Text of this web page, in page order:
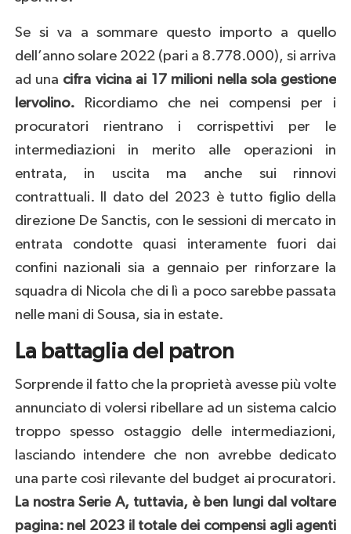
Se si va a sommare questo importo a quello
dell’anno solare 2022 (pari a 8.778.000), si arriva
ad una cifra vicina ai 17 milioni nella sola gestione
Iervolino.Ricordiamo che nei compensi per i
procuratori rientrano i corrispettivi per le
intermediazioni in merito alle operazioni in
entrata, in uscita ma anche sui rinnovi
contrattuali. Il dato del 2023 è tutto figlio della
direzione De Sanctis, con le sessioni di mercato in
entrata condotte quasi interamente fuori dai
confini nazionali sia a gennaio per rinforzare la
squadra di Nicola che di lì a poco sarebbe passata
nelle mani di Sousa, sia in estate.
La battaglia del patron
Sorprende il fatto che la proprietà avesse più volte
annunciato di volersi ribellare ad un sistema calcio
troppo spesso ostaggio delle intermediazioni,
lasciando intendere che non avrebbe dedicato
una parte così rilevante del budget ai procuratori.
La nostra Serie A, tuttavia, è ben lungi dal voltare
pagina: nel 2023 il totale dei compensi agli agenti